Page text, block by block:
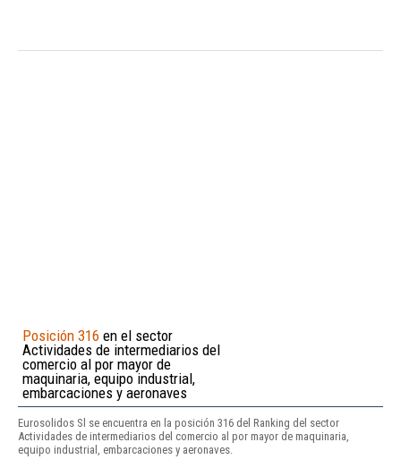
Posición 316 en el sector
Actividades de intermediarios del
comercio al por mayor de
maquinaria, equipo industrial,
embarcaciones y aeronaves
Eurosolidos Sl se encuentra en la posición 316 del Ranking del sector
Actividades de intermediarios del comercio al por mayor de maquinaria,
equipo industrial, embarcaciones y aeronaves.